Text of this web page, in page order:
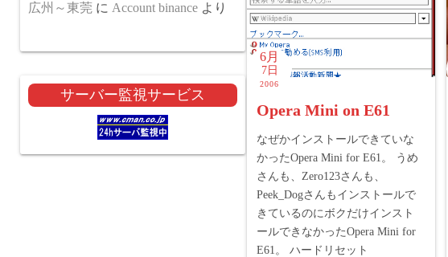
6月
7日
2006
Opera Mini on E61
なぜかインストールできていな
かったOpera Mini for E61。 うめ
さんも、Zero123さんも、
Peek_Dogさんもインストールで
きているのにボクだけインスト
ールできなかったOpera Mini for
E61。 ハードリセット
広州～東莞 に Account binance より
サーバー監視サービス